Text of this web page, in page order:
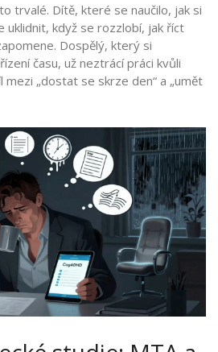
trvalé. Dítě, které se naučilo, jak si
uklidnit, když se rozzlobí, jak říct
Dospělý, který si
času, už neztrácí práci kvůli
„dostat se skrze den“ a „umět